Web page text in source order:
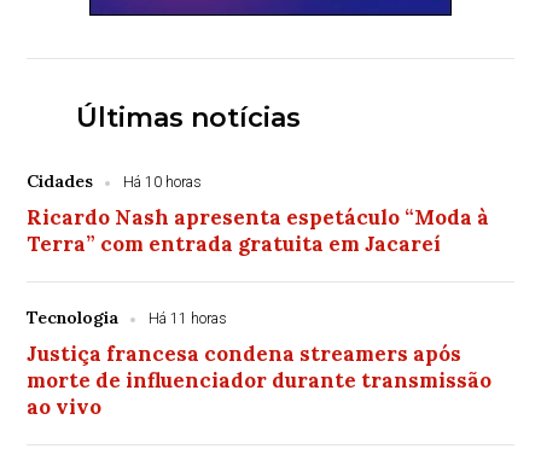
Últimas notícias
Cidades Há 10 horas
Ricardo Nash apresenta espetáculo “Moda à
Terra” com entrada gratuita em Jacareí
Tecnologia Há 11 horas
Justiça francesa condena streamers após
morte de influenciador durante transmissão
ao vivo